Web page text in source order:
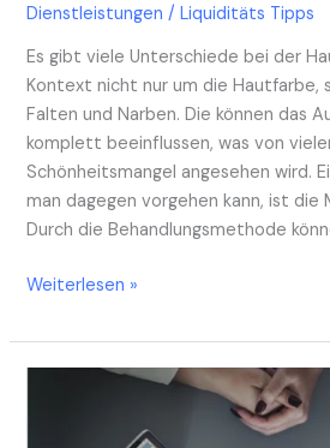
Dienstleistungen /Liquiditäts Tipps
Es gibt viele Unterschiede bei der
Kontext nicht nur um die Hautfarbe,
Falten und Narben. Die können das
komplett beeinflussen, was von
Schönheitsmangel angesehen wird.
man dagegen vorgehen kann, ist die
Durch die Behandlungsmethode
Weiterlesen »